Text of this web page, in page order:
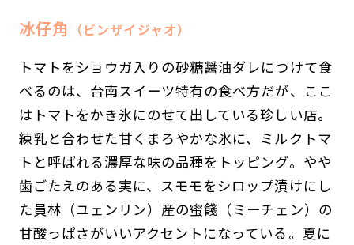
冰仔角 （ビンザイジャオ）
トマトをショウガ入りの砂糖醤油ダレにつけて食
べるのは、台南スイーツ特有の食べ方だが、ここ
はトマトをかき氷にのせて出している珍しい店。
練乳と合わせた甘くまろやかな氷に、ミルクトマ
トと呼ばれる濃厚な味の品種をトッピング。やや
歯ごたえのある実に、スモモをシロップ漬けにし
た員林（ユェンリン）産の蜜餞（ミーチェン）の
甘酸っぱさがいいアクセントになっている。夏に